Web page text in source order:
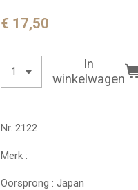
€ 17,50
In
winkelwagen
Nr. 2122
Merk :
Oorsprong : Japan